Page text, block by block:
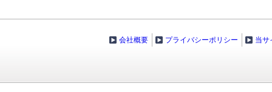
会社概要 プライバシーポリシー 当サ